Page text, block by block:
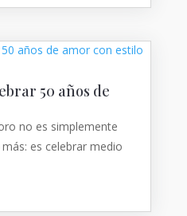
50 años de
no es simplemente
es celebrar medio